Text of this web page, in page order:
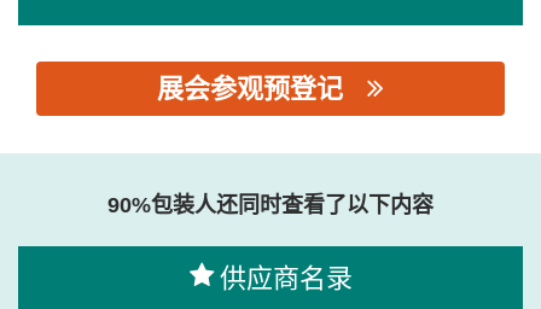
展会参观预登记
90%包装人还同时查看了以下内容
供应商名录